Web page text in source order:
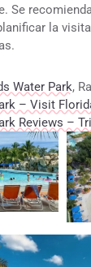
Se
la
Water Park,
– Visit
Reviews –